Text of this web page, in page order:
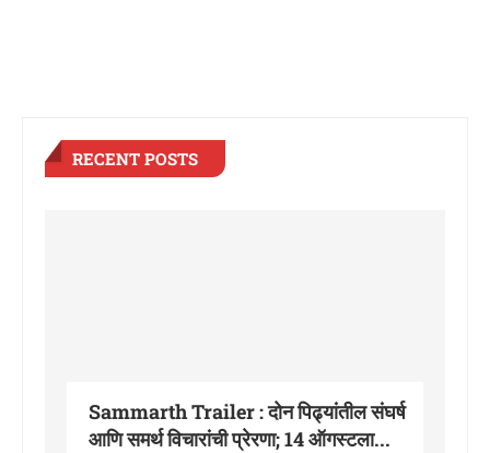
RECENT POSTS
Sammarth Trailer : दोन पिढ्यांतील संघर्ष
आणि समर्थ विचारांची प्रेरणा; 14 ऑगस्टला...